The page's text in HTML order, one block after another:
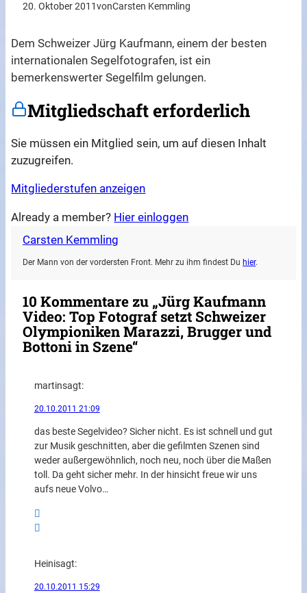
20. Oktober 2011vonCarsten Kemmling
Dem Schweizer Jürg Kaufmann, einem der besten
internationalen Segelfotografen, ist ein
bemerkenswerter Segelfilm gelungen.
Mitgliedschaft erforderlich
Sie müssen ein Mitglied sein, um auf diesen Inhalt
zuzugreifen.
Mitgliederstufen anzeigen
Already a member? Hier einloggen
Carsten Kemmling
Der Mann von der vordersten Front. Mehr zu ihm findest Du hier.
10 Kommentare zu „Jürg Kaufmann
Video: Top Fotograf setzt Schweizer
Olympioniken Marazzi, Brugger und
Bottoni in Szene“
martinsagt:
20.10.2011 21:09
das beste Segelvideo? Sicher nicht. Es ist schnell und gut
zur Musik geschnitten, aber die gefilmten Szenen sind
weder außergewöhnlich, noch neu, noch über die Maßen
toll. Da geht sicher mehr. In der hinsicht freue wir uns
aufs neue Volvo…
Heinisagt:
20.10.2011 15:29